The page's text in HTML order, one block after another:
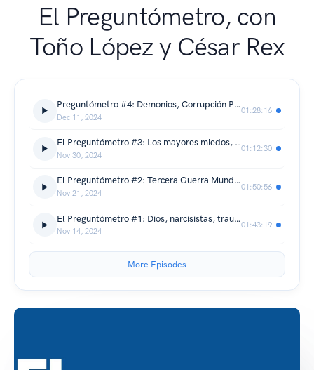
El Preguntómetro, con
Toño López y César Rex
Preguntómetro #4: Demonios, Corrupción Política y Armarios
Dec 11, 2024
01:28:16
El Preguntómetro #3: Los mayores miedos, musicoterapia, belleza y puertas de los sentidos
Nov 30, 2024
01:12:30
El Preguntómetro #2: Tercera Guerra Mundial, 'contemplatio', desastres naturales y la fortaleza humana
Nov 21, 2024
01:50:56
El Preguntómetro #1: Dios, narcisistas, traumas de apego y heridas
Nov 14, 2024
01:43:19
More Episodes